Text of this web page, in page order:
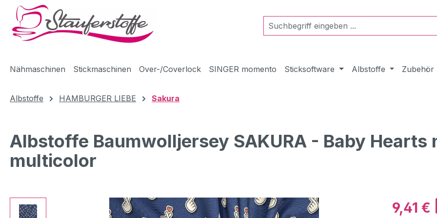
Hauptinhalt springen
Zur Suche springen
Zur Hauptnavigation springen
Nähmaschinen Stickmaschinen Over-/Coverlock SINGER momento Sticksoftware Albstoffe Zubehör
Albstoffe HAMBURGER LIEBE Sakura
Albstoffe Baumwolljersey SAKURA - Baby Hearts
multicolor
Bildergalerie überspringen 9,41 €